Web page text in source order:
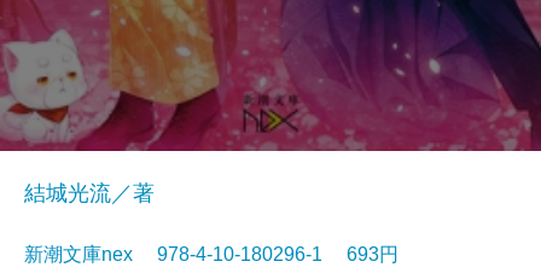
結城光流／著
新潮文庫nex 978-4-10-180296-1 693円